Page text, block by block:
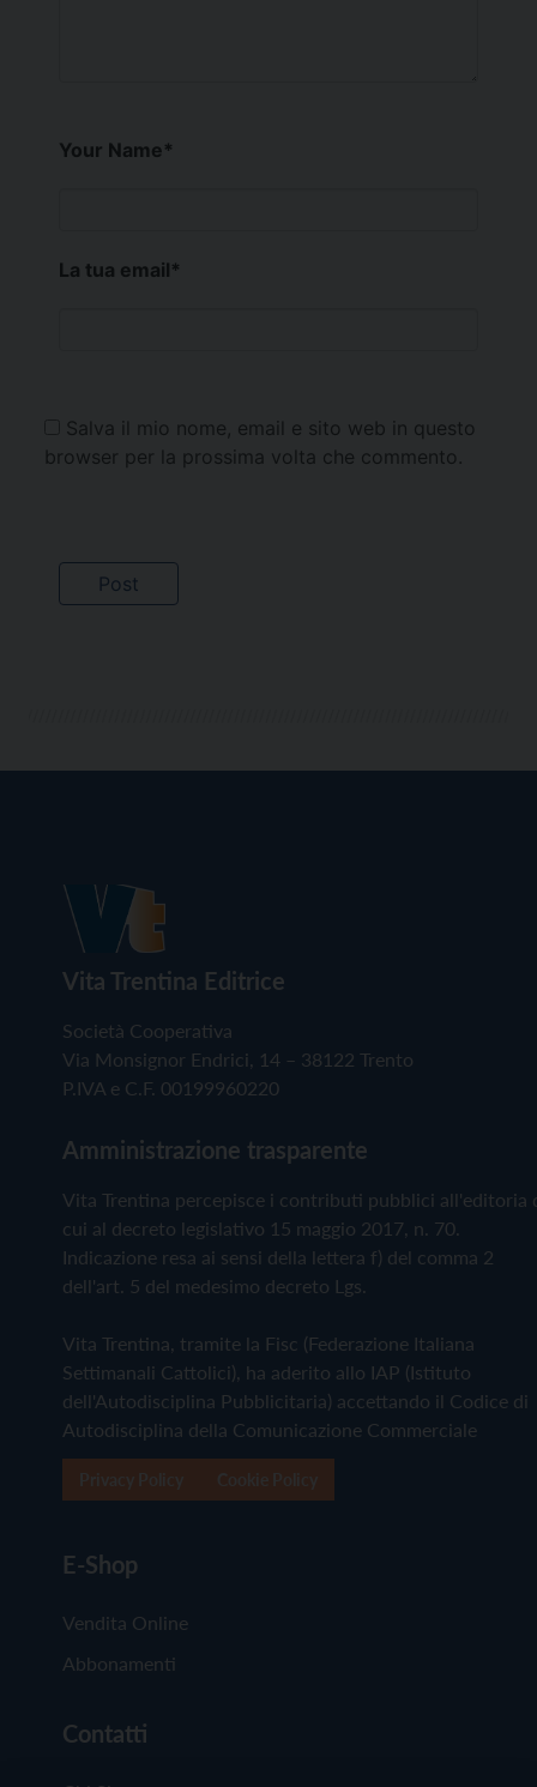
Your Name*
La tua email*
Salva il mio nome, email e sito web in questo
browser per la prossima volta che commento.
Vita Trentina Editrice
Società Cooperativa
Via Monsignor Endrici, 14 – 38122 Trento
P.IVA e C.F. 00199960220
Amministrazione trasparente
Vita Trentina percepisce i contributi pubblici all'editoria
cui al decreto legislativo 15 maggio 2017, n. 70.
Indicazione resa ai sensi della lettera f) del comma 2
dell'art. 5 del medesimo decreto Lgs.
Vita Trentina, tramite la Fisc (Federazione Italiana
Settimanali Cattolici), ha aderito allo IAP (Istituto
dell'Autodisciplina Pubblicitaria) accettando il Codice di
Autodisciplina della Comunicazione Commerciale
E-Shop
Vendita Online
Abbonamenti
Contatti